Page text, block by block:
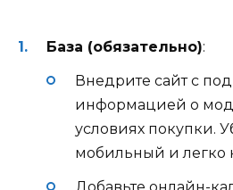
База (обязательно):
Внедрите сайт с
информацией о
условиях покупки.
мобильный и легко